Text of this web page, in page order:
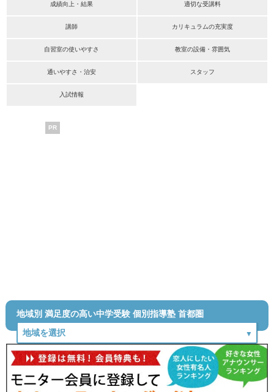
成績向上・結果 適切な受講料
講師 カリキュラムの充実度
自習室の使いやすさ 教室の設備・雰囲気
通いやすさ・治安 スタッフ
入試情報
PR
地域別 満足度の高い中学受験 個別指導塾 首都圏